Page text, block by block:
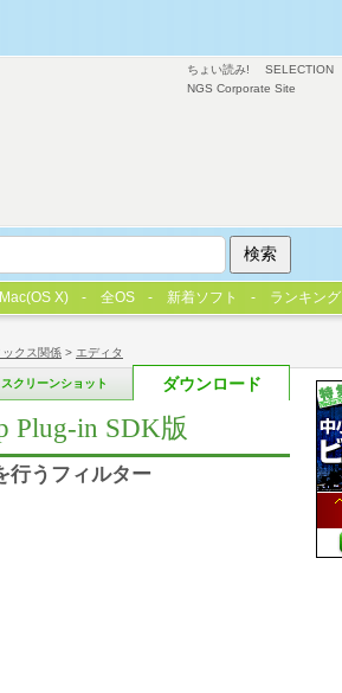
ックス関係 > エディタ
スクリーンショット ダウンロード
Plug-in SDK版
行うフィルター
ちょい読み! SELECTION
NGS Corporate Site
Mac(OS X) 全OS 新着ソフト ランキング